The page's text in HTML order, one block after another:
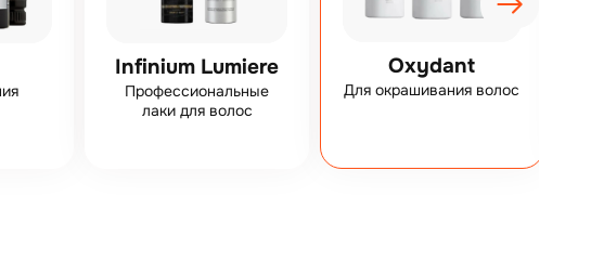
Infinium Lumiere
Профессиональные
лаки для волос
Oxydant
Для окрашивания волос